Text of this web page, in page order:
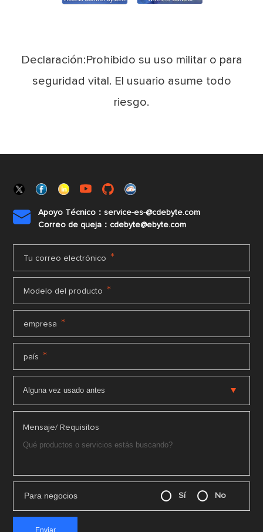
Declaración:Prohibido su uso militar o para
seguridad vital. El usuario asume todo
riesgo.

Apoyo Técnico：service-es-@cdebyte.com
Correo de queja：cdebyte@ebyte.com
Tu correo electrónico *
Modelo del producto *
empresa *
país *
Mensaje/ Requisitos
Para negocios Sí No